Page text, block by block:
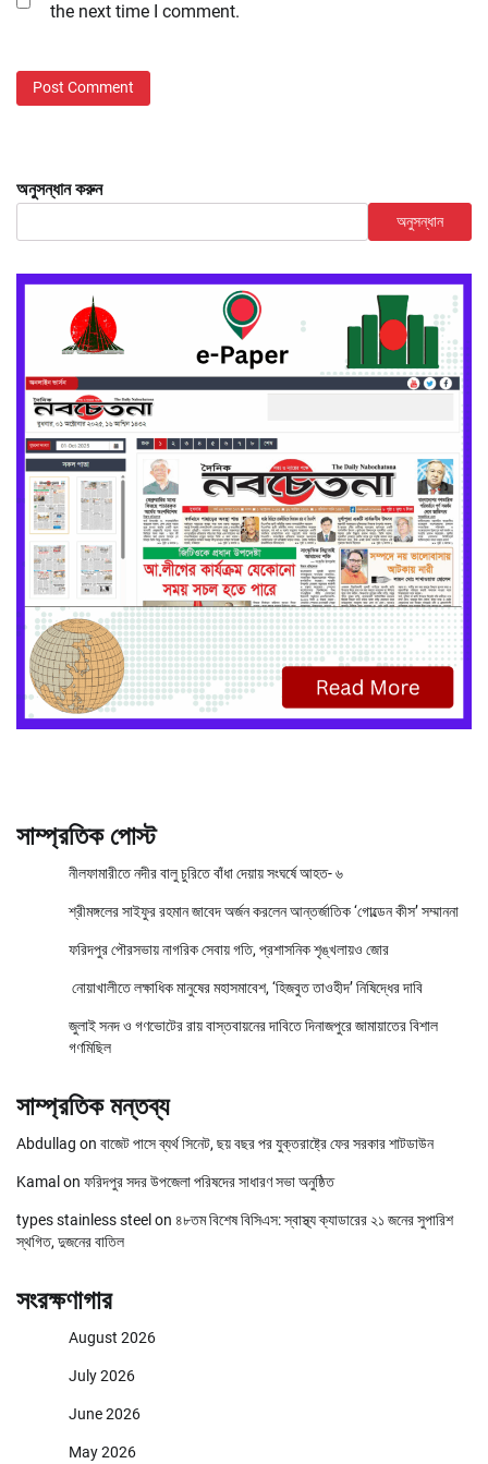
the next time I comment.
অনুসন্ধান করুন
অনুসন্ধান
সাম্প্রতিক পোস্ট
নীলফামারীতে নদীর বালু চুরিতে বাঁধা দেয়ায় সংঘর্ষে আহত- ৬
শ্রীমঙ্গলের সাইফুর রহমান জাবেদ অর্জন করলেন আন্তর্জাতিক ‘গোল্ডেন কীস’ সম্মাননা
ফরিদপুর পৌরসভায় নাগরিক সেবায় গতি, প্রশাসনিক শৃঙ্খলায়ও জোর
নোয়াখালীতে লক্ষাধিক মানুষের মহাসমাবেশ, ‘হিজবুত তাওহীদ’ নিষিদ্ধের দাবি
জুলাই সনদ ও গণভোটের রায় বাস্তবায়নের দাবিতে দিনাজপুরে জামায়াতের বিশাল
গণমিছিল
সাম্প্রতিক মন্তব্য
Abdullag on বাজেট পাসে ব্যর্থ সিনেট, ছয় বছর পর যুক্তরাষ্ট্রে ফের সরকার শাটডাউন
Kamal on ফরিদপুর সদর উপজেলা পরিষদের সাধারণ সভা অনুষ্ঠিত
types stainless steel on ৪৮তম বিশেষ বিসিএস: স্বাস্থ্য ক্যাডারের ২১ জনের সুপারিশ
স্থগিত, দুজনের বাতিল
সংরক্ষণাগার
August 2026
July 2026
June 2026
May 2026